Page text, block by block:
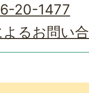
20-1477
るお問い